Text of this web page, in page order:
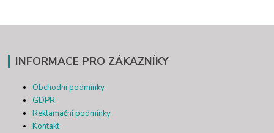
INFORMACE PRO ZÁKAZNÍKY
Obchodní podmínky
GDPR
Reklamační podmínky
Kontakt